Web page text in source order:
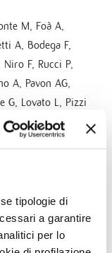
tipologie di
a garantire
per lo
M, Foà A,
A, Bodega F,
F, Rucci P,
A, Pavon AG,
G, Lovato L, Pizzi